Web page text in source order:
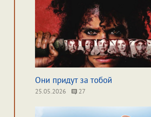
Они придут за тобой
25.05.2026 27